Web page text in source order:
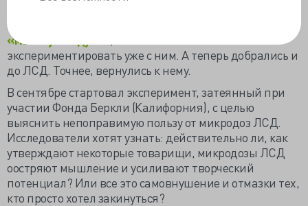
про
«молекулой духа»
экспериментировать уже с ним. А теперь добрались и
до ЛСД. Точнее, вернулись к нему.
В сентябре стартовал эксперимент, затеянный при
участии Фонда Беркли (Калифорния), с целью
выяснить непоправимую пользу от микродоз ЛСД.
Исследователи хотят узнать: действительно ли, как
утверждают некоторые товарищи, микродозы ЛСД
оостряют мышление и усиливают творческий
потенциал? Или все это самовнушение и отмазки тех,
кто просто хотел закинуться?